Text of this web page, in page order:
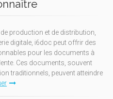
production et de distribution,
digitale, i6doc peut offrir des
pour les documents à
Ces documents, souvent
traditionnels, peuvent atteindre